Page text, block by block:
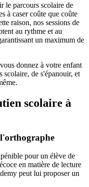
le parcours scolaire de
à caser coûte que coûte
raison, nos sessions de
au rythme et au
un maximum de
donnez à votre enfant
scolaire, de s'épanouir, et
scolaire à
pour un élève de
en matière de lecture
peut lui proposer un